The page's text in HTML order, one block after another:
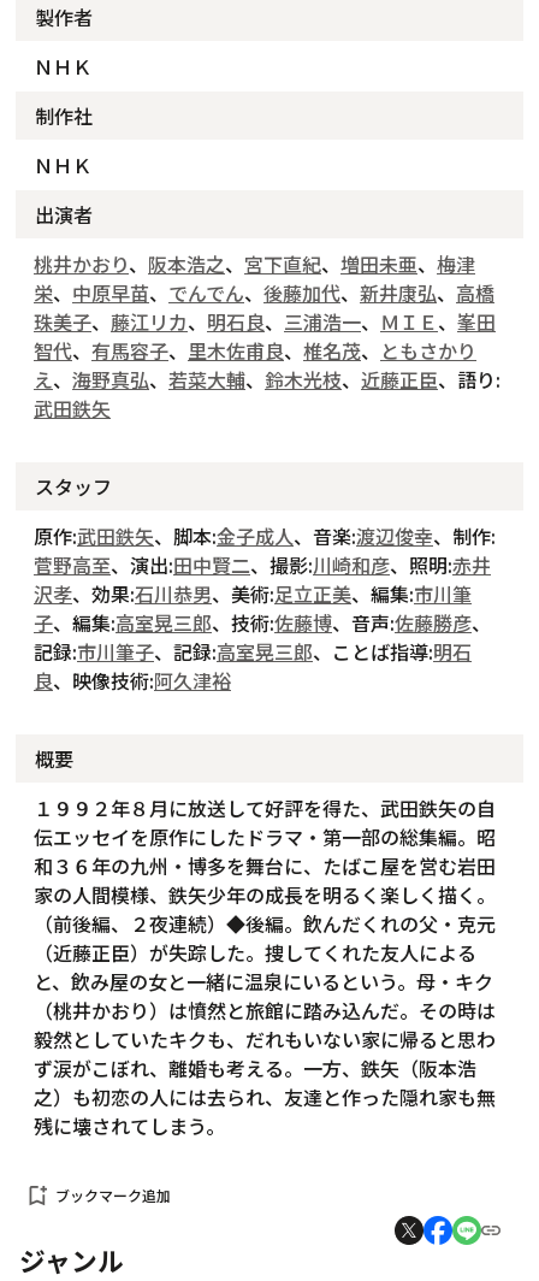
製作者
ＮＨＫ
制作社
ＮＨＫ
出演者
桃井かおり、 阪本浩之、 宮下直紀、 増田未亜、 梅津
栄、 中原早苗、 でんでん、 後藤加代、 新井康弘、 高橋
珠美子、 藤江リカ、 明石良、 三浦浩一、 ＭＩＥ 、 峯田
智代、 有馬容子、 里木佐甫良、 椎名茂、 ともさかり
え 、 海野真弘、 若菜大輔、 鈴木光枝、 近藤正臣、語り:
武田鉄矢
スタッフ
原作:武田鉄矢、脚本:金子成人、音楽:渡辺俊幸、制作:
菅野高至、演出:田中賢二、撮影:川崎和彦、照明:赤井
沢孝、効果:石川恭男、美術:足立正美、編集:市川筆
子、編集:高室晃三郎、技術:佐藤博、音声:佐藤勝彦、
記録:市川筆子、記録:高室晃三郎、ことば指導:明石
良、映像技術:阿久津裕
概要
１９９２年８月に放送して好評を得た、武田鉄矢の自
伝エッセイを原作にしたドラマ・第一部の総集編。昭
和３６年の九州・博多を舞台に、たばこ屋を営む岩田
家の人間模様、鉄矢少年の成長を明るく楽しく描く。
（前後編、２夜連続）◆後編。飲んだくれの父・克元
（近藤正臣）が失踪した。捜してくれた友人による
と、飲み屋の女と一緒に温泉にいるという。母・キク
（桃井かおり）は憤然と旅館に踏み込んだ。その時は
毅然としていたキクも、だれもいない家に帰ると思わ
ず涙がこぼれ、離婚も考える。一方、鉄矢（阪本浩
之）も初恋の人には去られ、友達と作った隠れ家も無
残に壊されてしまう。
bookmark_add ブックマーク追加
ジャンル